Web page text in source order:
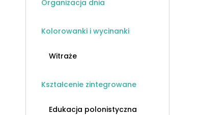
Organizacja dnia
Kolorowanki i wycinanki
Witraże
Kształcenie zintegrowane
Edukacja polonistyczna